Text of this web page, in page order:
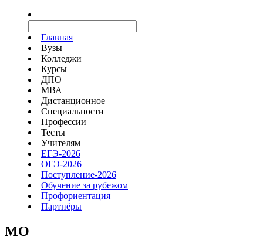
Главная
Вузы
Колледжи
Курсы
ДПО
МВА
Дистанционное
Специальности
Профессии
Тесты
Учителям
ЕГЭ-2026
ОГЭ-2026
Поступление-2026
Обучение за рубежом
Профориентация
Партнёры
MO